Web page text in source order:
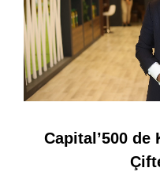
Capital’500 de